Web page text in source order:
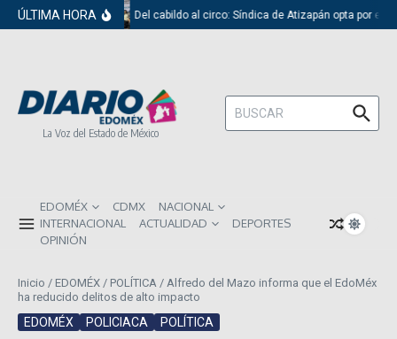
Saltar al contenido
ÚLTIMA HORA Del cabildo al circo: Síndica de Atizapán opta por el
La Voz del Estado de México
Buscar:
EDOMÉX CDMX
NACIONAL
INTERNACIONAL
ACTUALIDAD
DEPORTES
OPINIÓN
Inicio / EDOMÉX / POLÍTICA / Alfredo del Mazo informa que el EdoMéx
ha reducido delitos de alto impacto
EDOMÉX POLICIACA POLÍTICA